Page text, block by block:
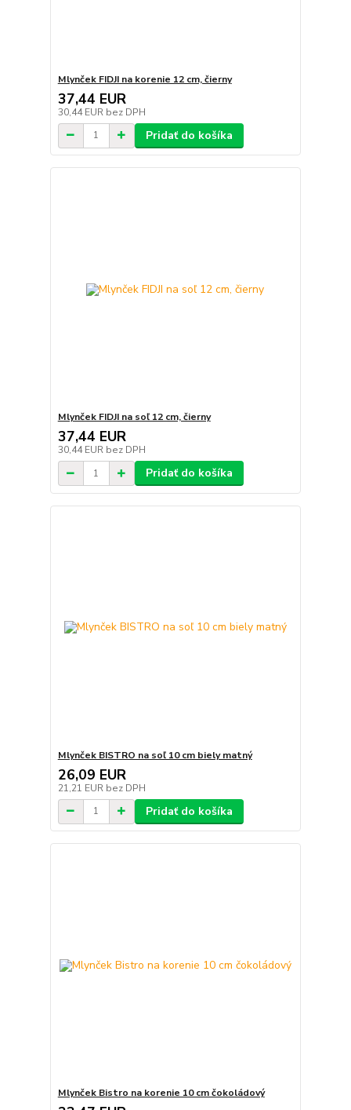
Mlynček FIDJI na korenie 12 cm, čierny
37,44 EUR
30,44 EUR bez DPH
Pridať do košíka
Mlynček FIDJI na soľ 12 cm, čierny
37,44 EUR
30,44 EUR bez DPH
Pridať do košíka
Mlynček BISTRO na soľ 10 cm biely matný
26,09 EUR
21,21 EUR bez DPH
Pridať do košíka
Mlynček Bistro na korenie 10 cm čokoládový